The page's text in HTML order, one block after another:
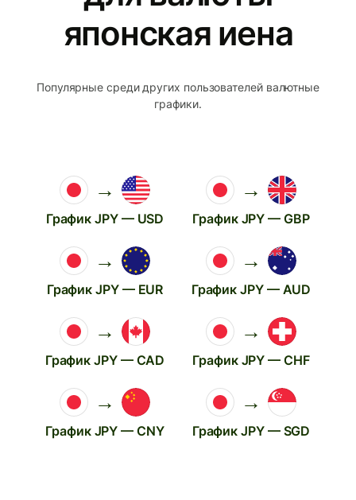
японская иена
Популярные среди других пользователей валютные
графики.
→
График JPY — USD
→
График JPY — GBP
→
График JPY — EUR
→
График JPY — AUD
→
График JPY — CAD
→
График JPY — CHF
→
График JPY — CNY
→
График JPY — SGD